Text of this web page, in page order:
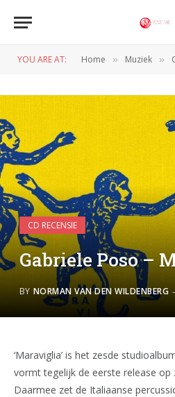
YOU ARE AT: Home » Muziek »
CD RECENSIE
Gabriele Poso –
BY NORMAN VAN DEN WILDENBERG
‘Maraviglia’ is het zesde
vormt tegelijk de eerste release op
Daarmee zet de Italiaanse